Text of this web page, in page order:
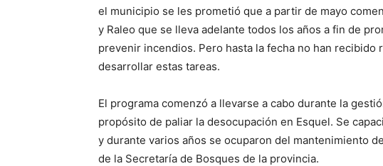
el municipio se les prometió que a partir de mayo
y Raleo que se lleva adelante todos los años a fin de
prevenir incendios. Pero hasta la fecha no han recibido
desarrollar estas tareas.
El programa comenzó a llevarse a cabo durante la
propósito de paliar la desocupación en Esquel. Se
y durante varios años se ocuparon del mantenimiento
de la Secretaría de Bosques de la provincia.